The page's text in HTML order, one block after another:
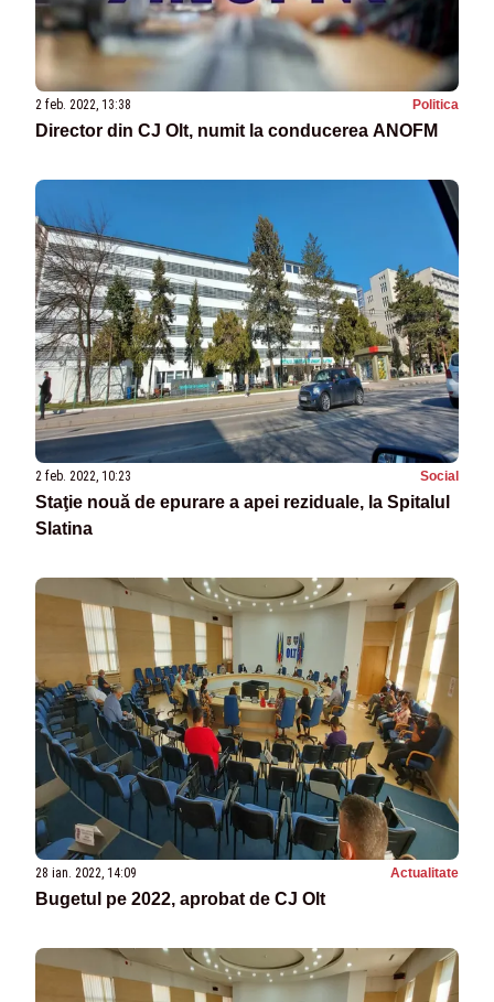
2 feb. 2022, 13:38 Politica
Director din CJ Olt, numit la conducerea ANOFM
2 feb. 2022, 10:23 Social
Staţie nouă de epurare a apei reziduale, la Spitalul
Slatina
28 ian. 2022, 14:09 Actualitate
Bugetul pe 2022, aprobat de CJ Olt